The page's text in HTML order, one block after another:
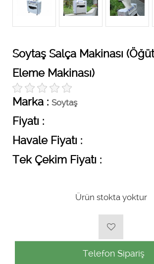
Soytaş Salça Makinası
Eleme Makinası)
Marka : Soytaş
Fiyatı :
Havale Fiyatı :
Tek Çekim Fiyatı :
Ürün stokta yoktur
Telefon Sipariş